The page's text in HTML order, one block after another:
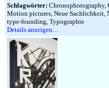
Schlagwörter: Chronophotography,
Motion pictures, Neue Sachlichkeit,
type-founding, Typographie
Details anzeigen…